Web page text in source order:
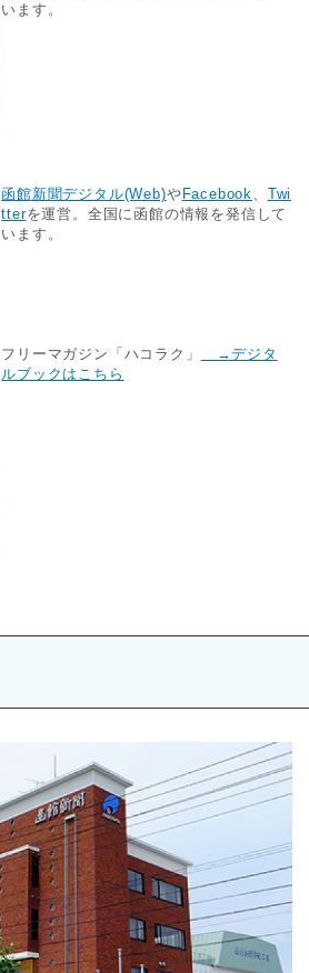
います。
函館新聞デジタル(Web)や Facebook
Twi
tterを運営。全国に函館の情報を発信して
います。
フリーマガジン「ハコラク」
→デジタ
ルブックはこちら